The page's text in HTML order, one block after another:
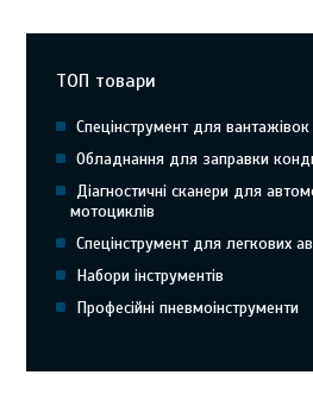
ТОП товари
Спецінструмент для вантажівок
Обладнання для заправки
Діагностичні сканери для
мотоциклів
Спецінструмент для легкових
Набори інструментів
Професійні пневмоінструменти